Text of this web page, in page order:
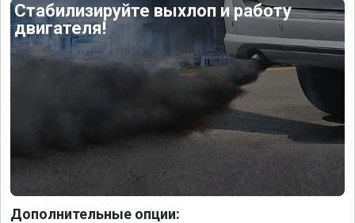
Стабилизируйте выхлоп и работу
двигателя!
Дополнительные опции: